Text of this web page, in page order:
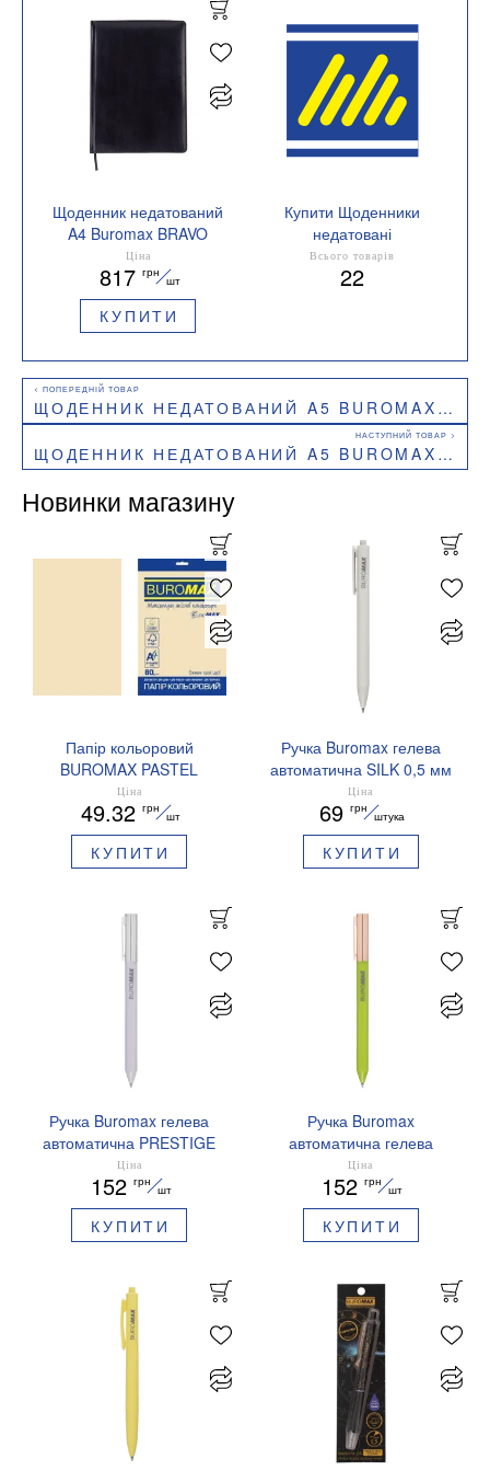
Щоденник недатований
A4 Buromax BRAVO
BM.20970
Ціна
817 грн
шт
КУПИТИ
Купити Щоденники
недатовані
Колір блоку кремовий
Всього товарів
22
ЩОДЕННИК НЕДАТОВАНИЙ A5 BUROMAX ONLY BM.20540
ЩОДЕННИК НЕДАТОВАНИЙ A5 BUROMAX POSH BM.20130
Новинки магазину
Папір кольоровий
BUROMAX PASTEL
EUROMAX 20 арк А4 80 г/
мс BM.2721220E-08
Ціна
49.32 грн
шт
КУПИТИ
Ручка Buromax гелева
автоматична SILK 0,5 мм
сині чорнила BM.83100
Ціна
69 грн
штука
КУПИТИ
Ручка Buromax гелева
автоматична PRESTIGE
SILVER 0,5 мм сині
чорнила BM.83102
Ціна
152 грн
шт
КУПИТИ
Ручка Buromax
автоматична гелева
PRESTIGE GOLD 0,5 мм
сині чорнила BM.83101
Ціна
152 грн
шт
КУПИТИ